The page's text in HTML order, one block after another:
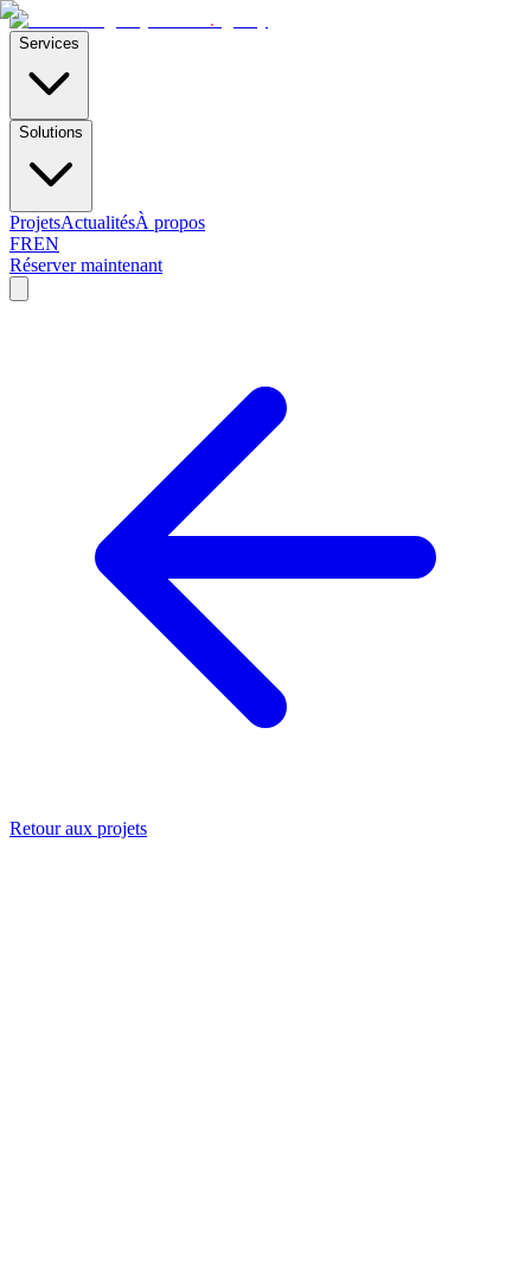
.
Services
Solutions
ProjetsActualitésÀ propos
FREN
Réserver maintenant
Retour aux projets